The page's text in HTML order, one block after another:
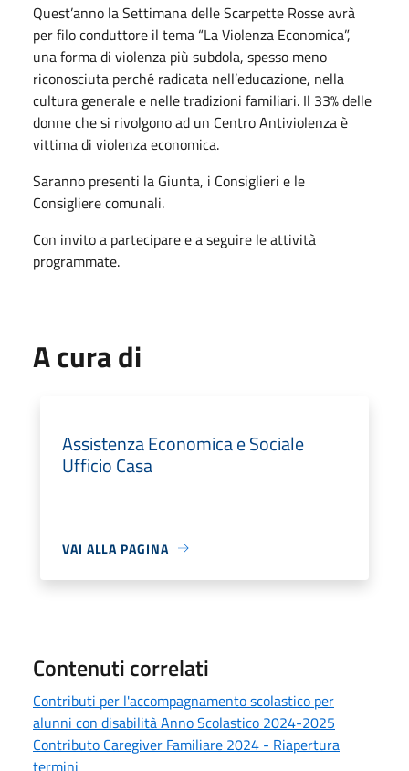
Quest’anno la Settimana delle Scarpette Rosse avrà
per filo conduttore il tema “La Violenza Economica”,
una forma di violenza più subdola, spesso meno
riconosciuta perché radicata nell’educazione, nella
cultura generale e nelle tradizioni familiari. Il 33% delle
donne che si rivolgono ad un Centro Antiviolenza è
vittima di violenza economica.
Saranno presenti la Giunta, i Consiglieri e le
Consigliere comunali.
Con invito a partecipare e a seguire le attività
programmate.
A cura di
Assistenza Economica e Sociale
Ufficio Casa
VAI ALLA PAGINA
Contenuti correlati
Contributi per l'accompagnamento scolastico per
alunni con disabilità Anno Scolastico 2024-2025
Contributo Caregiver Familiare 2024 - Riapertura
termini